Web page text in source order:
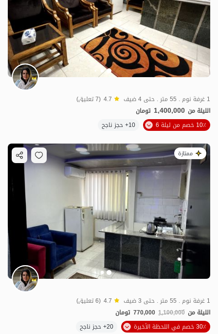
1 غرفة نوم . 55 متر . حتى 4 ضيف 4.7 (7 تعليق)
الليلة من 1,400,000 تومان
10٪ خصم من ليلة 6
10+ حجز ناجح
ممتازة
1 غرفة نوم . 55 متر . حتى 3 ضيف 4.7 (6 تعليق)
الليلة من 1,100,000
770,000 تومان
30٪ خصم في اللحظة الأخيرة
20+ حجز ناجح